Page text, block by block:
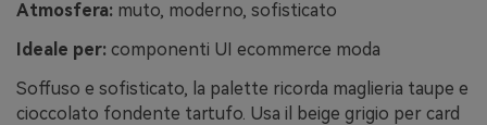
Atmosfera: muto, moderno, sofisticato
Ideale per: componenti UI ecommerce moda
Soffuso e sofisticato, la palette ricorda maglieria taupe e
cioccolato fondente tartufo. Usa il beige grigio per card